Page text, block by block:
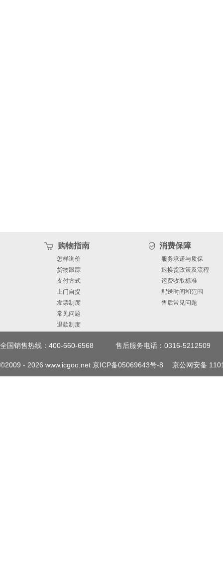
购物指南
怎样询价
货物跟踪
支付方式
上门自提
发票制度
常见问题
退款制度
消费保障
服务承诺与质保
退换货政策及流程
运费收取标准
配送时间和范围
售后常见问题
全国销售热线：400-660-6568 售后服务电话：0316-5212509
©2009 - 2026 www.icgoo.net 京ICP备05069643号-8 京公网安备